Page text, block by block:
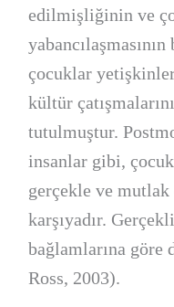
edilmişliğinin ve
çocuklar yetişkinler
kültür
tutulmuştur.
insanlar gibi,
gerçekle ve
karşıyadır.
bağlamlarına göre
Ross, 2003).